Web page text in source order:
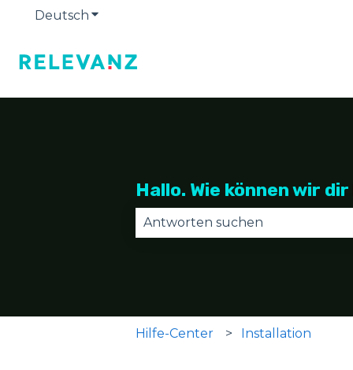
Deutsch Untermenü für Übersetzungen anzeigen
Hallo. Wie können wir
Hilfe-Center Installation